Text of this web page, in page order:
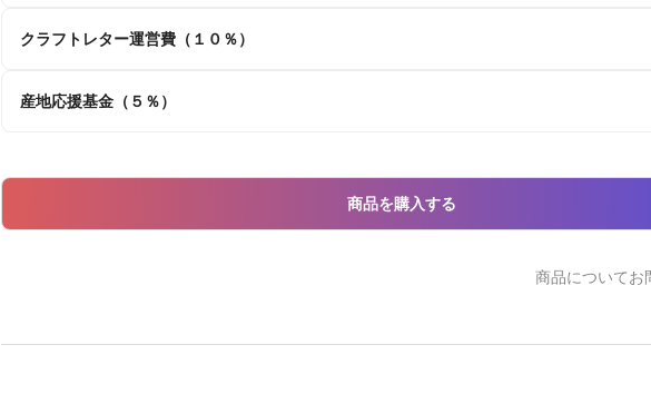
クラフトレター運営費（１０％）
産地応援基金（５％）
商品を購入する
商品についてお